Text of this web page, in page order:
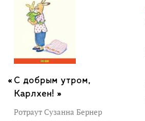
С добрым утром,
Карлхен! »
Ротраут Сузанна Бернер